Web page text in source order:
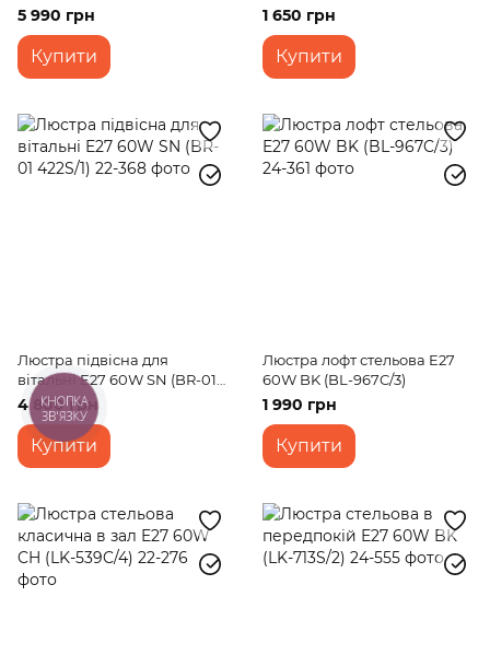
40W Glass (BCL-613C/3)
5 990 грн
Купити
1 650 грн
Купити
Люстра підвісна для
вітальні E27 60W SN (BR-01
422S/1)
4 800 грн
Купити
Люстра лофт стельова E27
60W BK (BL-967C/3)
1 990 грн
Купити
КНОПКА
ЗВ'ЯЗКУ